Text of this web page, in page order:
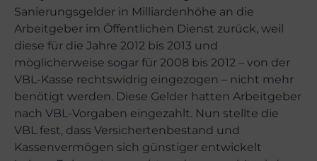
Sanierungsgelder in Milliardenhöhe an die
Arbeitgeber im Öffentlichen Dienst zurück, weil
diese für die Jahre 2012 bis 2013 und
möglicherweise sogar für 2008 bis 2012 – von der
VBL-Kasse rechtswidrig eingezogen – nicht mehr
benötigt werden. Diese Gelder hatten Arbeitgeber
nach VBL-Vorgaben eingezahlt. Nun stellte die
VBL fest, dass Versichertenbestand und
Kassenvermögen sich günstiger entwickelt